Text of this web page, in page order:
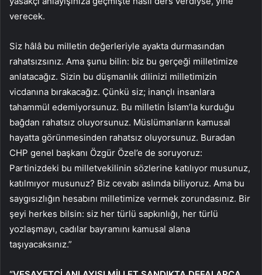
verecek.
Siz hâlâ bu milletin değerleriyle ayakta durmasından
rahatsızsınız. Ama şunu bilin: biz bu gerçeği milletimize
anlatacağız. Sizin bu düşmanlık dilinizi milletimizin
vicdanına bırakacağız. Çünkü siz; inançlı insanlara
tahammül edemiyorsunuz. Bu milletin İslam’la kurduğu
bağdan rahatsız oluyorsunuz. Müslümanların kamusal
hayatta görünmesinden rahatsız oluyorsunuz. Buradan
CHP genel başkanı Özgür Özel’e de soruyoruz:
Partinizdeki bu milletvekilinin sözlerine katılıyor musunuz,
katılmıyor musunuz? Biz cevabı aslında biliyoruz. Ama bu
saygısızlığın hesabını milletimize vermek zorundasınız. Bir
şeyi herkes bilsin: siz her türlü sapkınlığı, her türlü
yozlaşmayı, cadılar bayramını kamusal alana
taşıyacaksınız.”